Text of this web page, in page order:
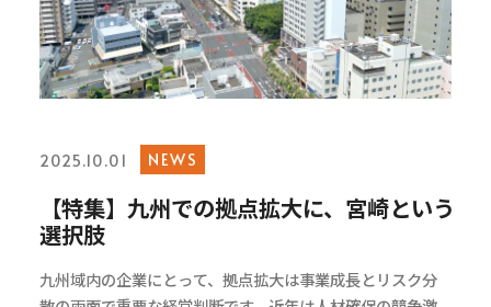
2025.10.01 NEWS
【特集】九州での拠点拡大に、宮崎という
選択肢
九州域内の企業にとって、拠点拡大は事業成長とリスク分